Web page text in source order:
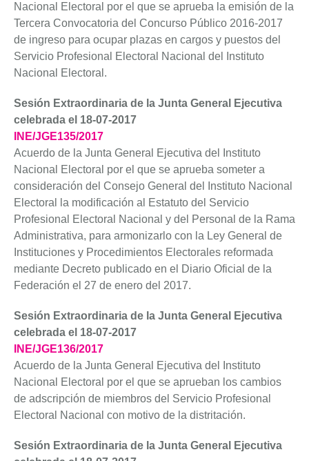
Nacional Electoral por el que se aprueba la emisión de la
Tercera Convocatoria del Concurso Público 2016-2017
de ingreso para ocupar plazas en cargos y puestos del
Servicio Profesional Electoral Nacional del Instituto
Nacional Electoral.
Sesión Extraordinaria de la Junta General Ejecutiva
celebrada el 18-07-2017
INE/JGE135/2017
Acuerdo de la Junta General Ejecutiva del Instituto
Nacional Electoral por el que se aprueba someter a
consideración del Consejo General del Instituto Nacional
Electoral la modificación al Estatuto del Servicio
Profesional Electoral Nacional y del Personal de la Rama
Administrativa, para armonizarlo con la Ley General de
Instituciones y Procedimientos Electorales reformada
mediante Decreto publicado en el Diario Oficial de la
Federación el 27 de enero del 2017.
Sesión Extraordinaria de la Junta General Ejecutiva
celebrada el 18-07-2017
INE/JGE136/2017
Acuerdo de la Junta General Ejecutiva del Instituto
Nacional Electoral por el que se aprueban los cambios
de adscripción de miembros del Servicio Profesional
Electoral Nacional con motivo de la distritación.
Sesión Extraordinaria de la Junta General Ejecutiva